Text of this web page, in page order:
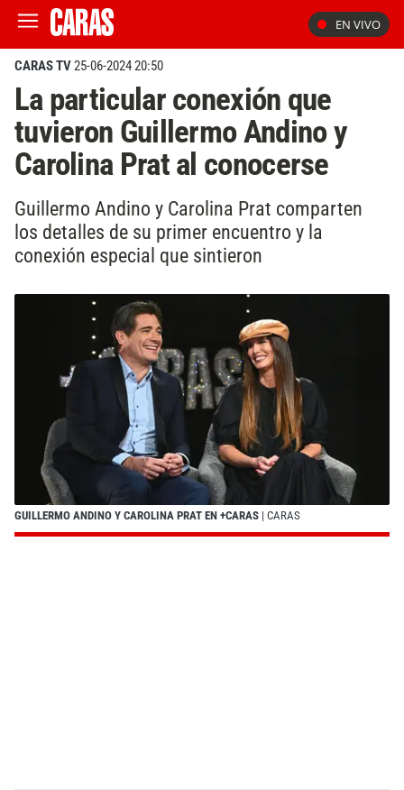
EN VIVO
CARAS TV25-06-2024 20:50
La particular conexión que
tuvieron Guillermo Andino y
Carolina Prat al conocerse
Guillermo Andino y Carolina Prat comparten
los detalles de su primer encuentro y la
conexión especial que sintieron
GUILLERMO ANDINO Y CAROLINA PRAT EN +CARAS | CARAS